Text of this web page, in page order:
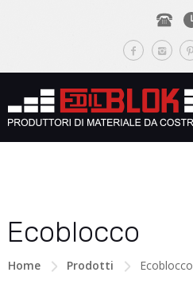
Ecoblocco
Home Prodotti Ecoblocco